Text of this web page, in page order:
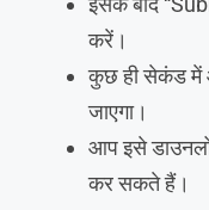
करें।
कुछ ही सेकंड में
जाएगा।
आप इसे
कर सकते हैं।